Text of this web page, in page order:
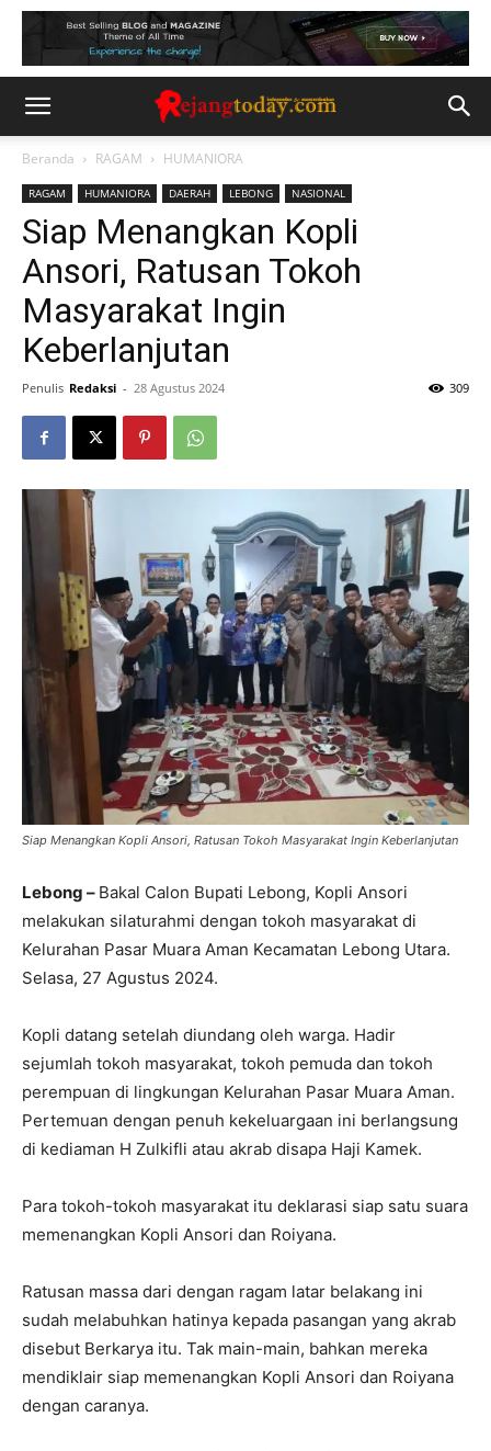
Beranda RAGAM HUMANIORA
RAGAM HUMANIORA DAERAH LEBONG NASIONAL
Siap Menangkan Kopli
Ansori, Ratusan Tokoh
Masyarakat Ingin
Keberlanjutan
Penulis Redaksi - 28 Agustus 2024 309
Siap Menangkan Kopli Ansori, Ratusan Tokoh Masyarakat Ingin Keberlanjutan
Lebong – Bakal Calon Bupati Lebong, Kopli Ansori
melakukan silaturahmi dengan tokoh masyarakat di
Kelurahan Pasar Muara Aman Kecamatan Lebong Utara.
Selasa, 27 Agustus 2024.
Kopli datang setelah diundang oleh warga. Hadir
sejumlah tokoh masyarakat, tokoh pemuda dan tokoh
perempuan di lingkungan Kelurahan Pasar Muara Aman.
Pertemuan dengan penuh kekeluargaan ini berlangsung
di kediaman H Zulkifli atau akrab disapa Haji Kamek.
Para tokoh-tokoh masyarakat itu deklarasi siap satu suara
memenangkan Kopli Ansori dan Roiyana.
Ratusan massa dari dengan ragam latar belakang ini
sudah melabuhkan hatinya kepada pasangan yang akrab
disebut Berkarya itu. Tak main-main, bahkan mereka
mendiklair siap memenangkan Kopli Ansori dan Roiyana
dengan caranya.